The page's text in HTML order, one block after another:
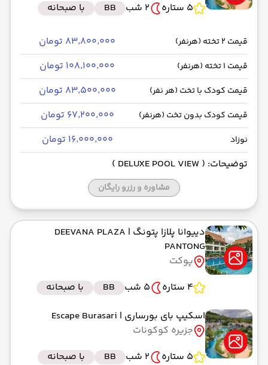
5 ستاره
2 شب BB با صبحانه
قیمت 2 تخته (هرنفر) ۸۳٬۸۰۰٬۰۰۰ تومان
قیمت 1 تخته (هرنفر) ۱۰۸٬۱۰۰٬۰۰۰ تومان
قیمت کودک با تخت (هر نفر) ۸۳٬۵۰۰٬۰۰۰ تومان
قیمت کودک بدون تخت (هرنفر) ۶۷٬۲۰۰٬۰۰۰ تومان
نوزاد
۱۶٬۰۰۰٬۰۰۰ تومان
توضیحات: ( DELUXE POOL VIEW )
مشاوره و رزرو رایگان
دییوانا پلازا پتونگ | DEEVANA PLAZA
PANTONG
پوکت
4 ستاره
5 شب BB
با صبحانه
اسکیپ بای بورساری | Escape Burasari
جزیره کوکونات
5 ستاره
2 شب BB با صبحانه